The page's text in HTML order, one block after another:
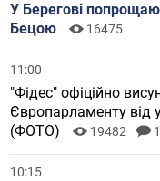
У Берегові
Бецою
16475
11:00
"Фідес" офіційно
Європарламенту від
(ФОТО)
19482
10:15